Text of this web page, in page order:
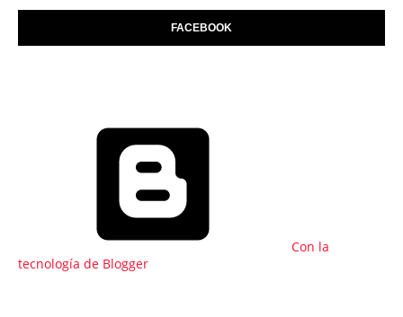
FACEBOOK
Con la
tecnología de Blogger